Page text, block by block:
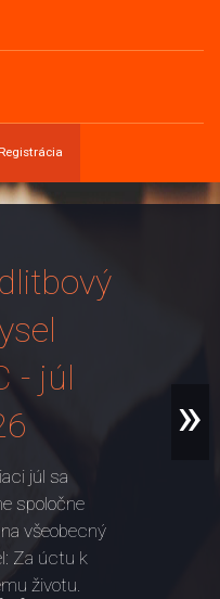
- júl
júl sa
spoločne
všeobecný
Za úctu k
životu.
»